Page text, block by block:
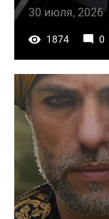
30 июля, 2026
1874 0